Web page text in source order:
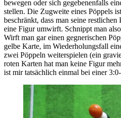
bewegen oder sich gegebenenfalls
stellen. Die Zugweite eines Pöppels
beschränkt, dass man seine
eine Figur umwirft. Schnippt man
Wirft man gar einen gegnerischen
gelbe Karte, im Wiederholungsfall
zwei Pöppeln weiterspielen (ein
roten Karten hat man keine Figur
ist mir tatsächlich einmal bei einer